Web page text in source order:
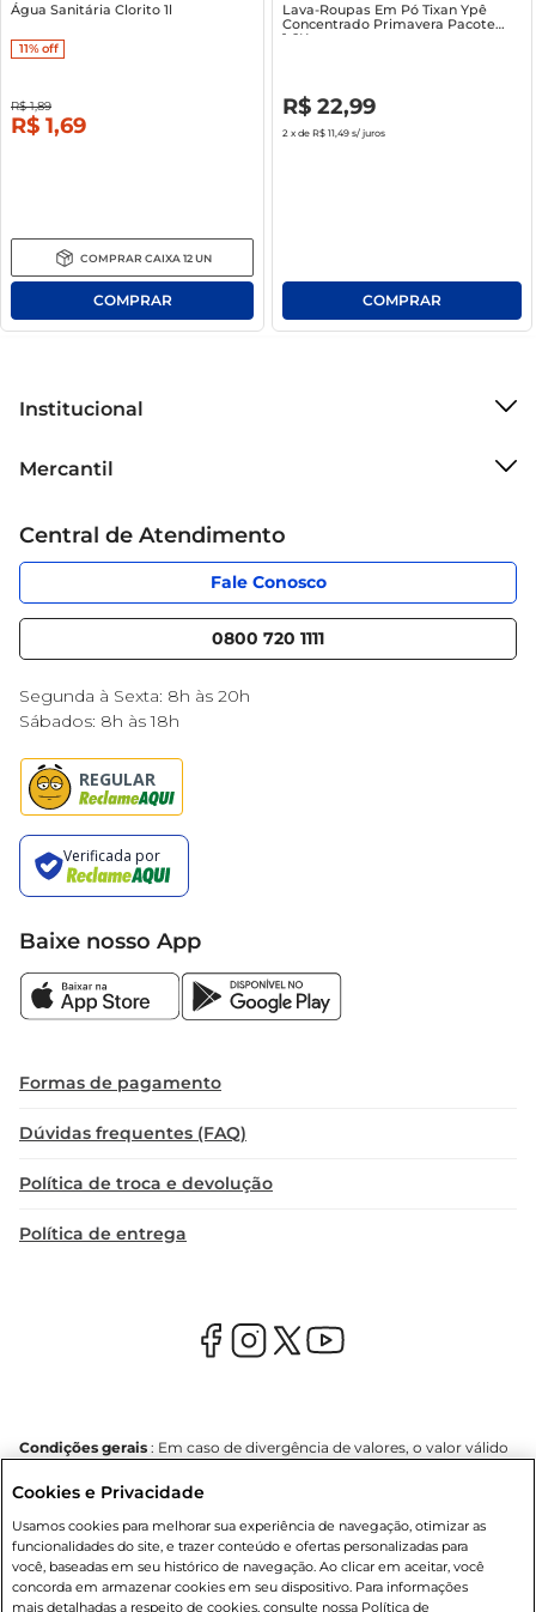
Água Sanitária Clorito 1l
11%off
R$ 1,89
R$ 1,69
COMPRAR CAIXA 12 UN
Lava-Roupas Em Pó Tixan Ypê
Concentrado Primavera Pacote
1.6Kg
R$ 22,99
2 x de R$ 11,49 s/ juros
Institucional
Sobre Privacidade
Nossas lojas
Mercantil
Código de Ética
Serviços
Central de Atendimento
Fale Conosco
0800 720 1111
Segunda à Sexta: 8h às 20h
Sábados: 8h às 18h
Baixe nosso App
Formas de pagamento
Dúvidas frequentes (FAQ)
Política de troca e devolução
Política de entrega
Condições gerais : Em caso de divergência de valores, o valor válido
confirmação de estoque. Compras podem ser canceladas em caso
número de clientes as nossas promoções, a compra de produtos
com preços promocionais poderá ter sua quantidade limitada por
cliente. Os preços, ofertas e condições são exclusivos para o e-
commerce e válidos durante o dia de hoje, podendo sofrer alterações
Cookies e Privacidade
Usamos cookies para melhorar sua experiência de navegação, otimizar as
funcionalidades do site, e trazer conteúdo e ofertas personalizadas para
você, baseadas em seu histórico de navegação. Ao clicar em aceitar, você
concorda em armazenar cookies em seu dispositivo. Para informações
mais detalhadas a respeito de cookies, consulte nossa Política de